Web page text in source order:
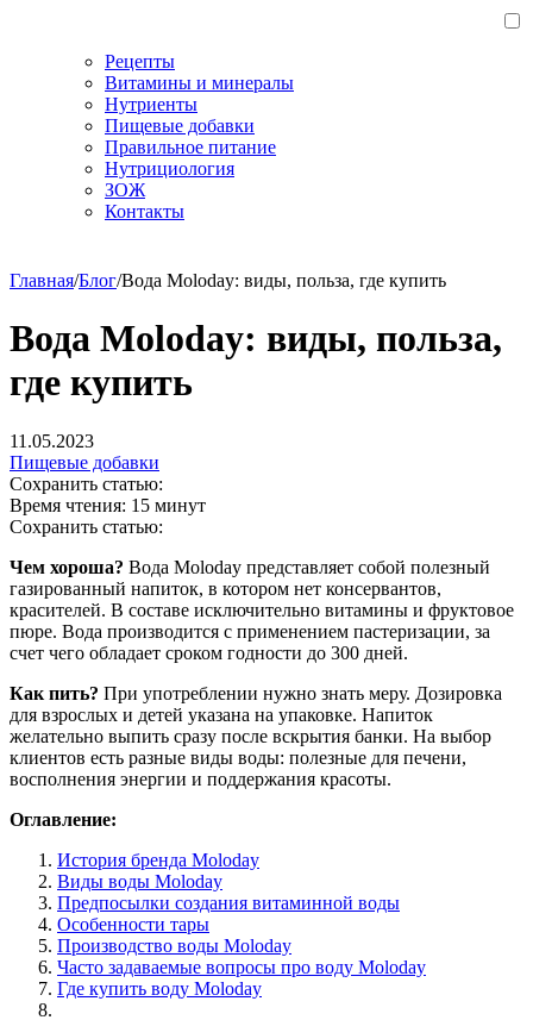
Рецепты
Витамины и минералы
Нутриенты
Пищевые добавки
Правильное питание
Нутрициология
ЗОЖ
Контакты
Главная/Блог/Вода Moloday: виды, польза, где купить
Вода Moloday: виды, польза,
где купить
11.05.2023
Пищевые добавки
Сохранить статью:
Время чтения: 15 минут
Сохранить статью:
Чем хороша? Вода Moloday представляет собой полезный
газированный напиток, в котором нет консервантов,
красителей. В составе исключительно витамины и фруктовое
пюре. Вода производится с применением пастеризации, за
счет чего обладает сроком годности до 300 дней.
Как пить? При употреблении нужно знать меру. Дозировка
для взрослых и детей указана на упаковке. Напиток
желательно выпить сразу после вскрытия банки. На выбор
клиентов есть разные виды воды: полезные для печени,
восполнения энергии и поддержания красоты.
Оглавление:
История бренда Moloday
Виды воды Moloday
Предпосылки создания витаминной воды
Особенности тары
Производство воды Moloday
Часто задаваемые вопросы про воду Moloday
Где купить воду Moloday